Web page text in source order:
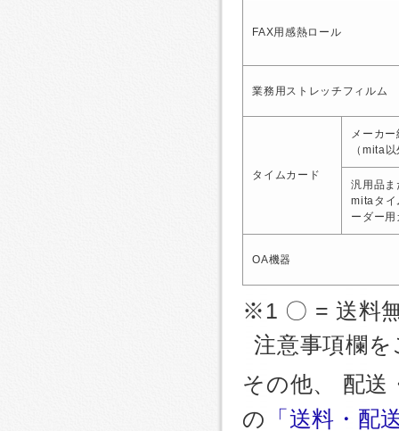
FAX用感熱ロール
業務用ストレッチフィルム
タイムカード
メーカ
（mita
汎用品ま
mitaタイ
ーダー
OA機器
※1 〇 = 送料
注意事項欄
その他、 配送
の
「送料・配